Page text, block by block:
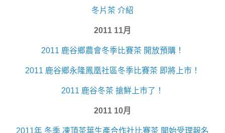
冬片茶 介紹
2011 11月
2011 鹿谷鄉農會冬季比賽茶 開放預購！
2011 鹿谷鄉永隆鳳凰社區冬季比賽茶 即將上市！
2011 鹿谷冬茶 搶鮮上市了！
2011 10月
2011年 冬季 凍頂茶葉生產合作社比賽茶 開始受理報名